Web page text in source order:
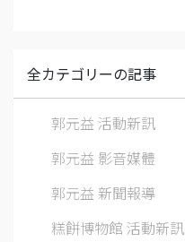
全カテゴリーの記事
郭元益 活動新訊
郭元益 影音媒體
郭元益 新聞報導
糕餅博物館 活動新訊